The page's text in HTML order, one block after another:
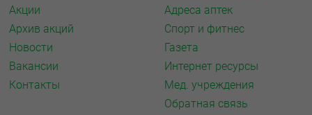
Акции
Архив акций
Новости
Вакансии
Контакты
Адреса аптек
Спорт и фитнес
Газета
Интернет ресурсы
Мед. учреждения
Обратная связь